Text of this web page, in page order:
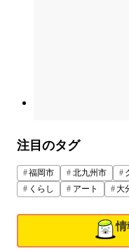
注目のタグ
福岡市 北九州市
くらし
アート 大
情